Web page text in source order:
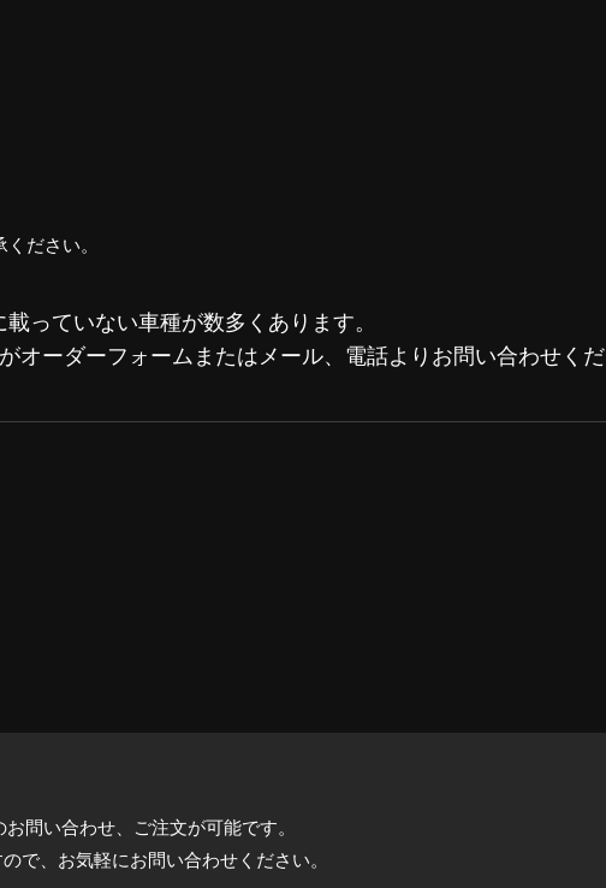
ださい。
っていない車種が数多くあります。
ーダーフォームまたはメール、電話よりお問い合わせくだ
問い合わせ、ご注文が可能です。
で、お気軽にお問い合わせください。